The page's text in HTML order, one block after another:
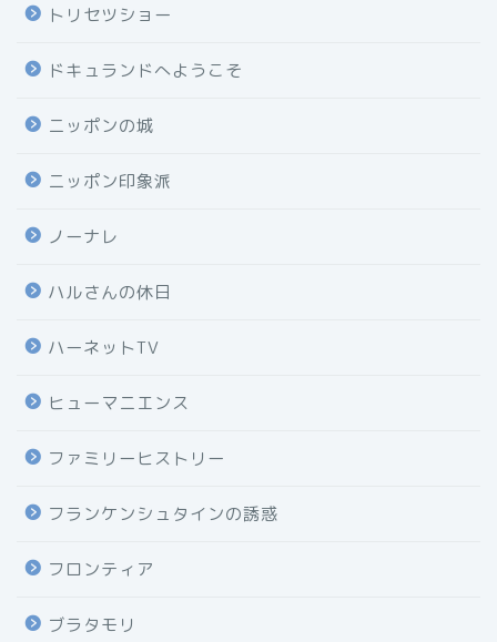
トリセツショー
ドキュランドへようこそ
ニッポンの城
ニッポン印象派
ノーナレ
ハルさんの休日
ハーネットTV
ヒューマニエンス
ファミリーヒストリー
フランケンシュタインの誘惑
フロンティア
ブラタモリ